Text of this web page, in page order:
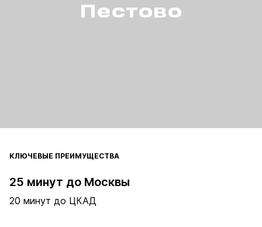
Пестово
КЛЮЧЕВЫЕ ПРЕИМУЩЕСТВА
25 минут до Москвы
20 минут до ЦКАД